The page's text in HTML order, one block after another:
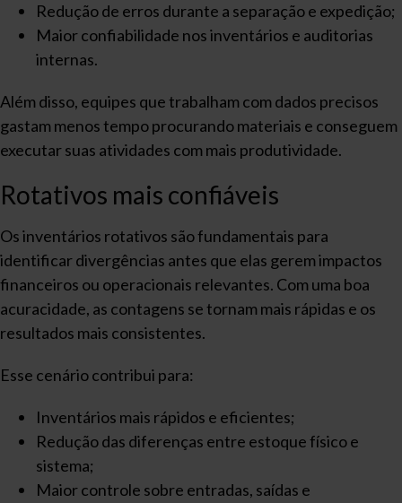
Redução de erros durante a separação e expedição;
Maior confiabilidade nos inventários e auditorias
internas.
Além disso, equipes que trabalham com dados precisos
gastam menos tempo procurando materiais e conseguem
executar suas atividades com mais produtividade.
Rotativos mais confiáveis
Os inventários rotativos são fundamentais para
identificar divergências antes que elas gerem impactos
financeiros ou operacionais relevantes. Com uma boa
acuracidade, as contagens se tornam mais rápidas e os
resultados mais consistentes.
Esse cenário contribui para:
Inventários mais rápidos e eficientes;
Redução das diferenças entre estoque físico e
sistema;
Maior controle sobre entradas, saídas e